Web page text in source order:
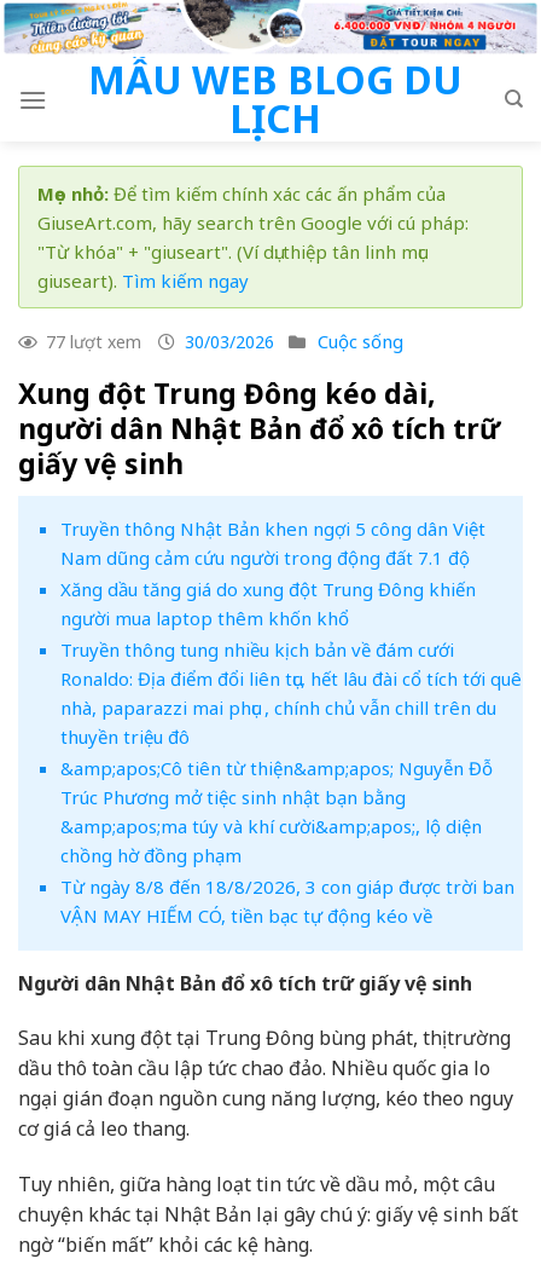
Skip
to
MẪU WEB BLOG DU
LỊCH
Mẹo nhỏ: Để tìm kiếm chính xác các ấn phẩm của
GiuseArt.com, hãy search trên Google với cú pháp:
"Từ khóa" + "giuseart". (Ví dụ: thiệp tân linh mục
giuseart). Tìm kiếm ngay
77 lượt xem 30/03/2026 Cuộc sống
Xung đột Trung Đông kéo dài,
người dân Nhật Bản đổ xô tích trữ
giấy vệ sinh
Truyền thông Nhật Bản khen ngợi 5 công dân Việt
Nam dũng cảm cứu người trong động đất 7.1 độ
Xăng dầu tăng giá do xung đột Trung Đông khiến
người mua laptop thêm khốn khổ
Truyền thông tung nhiều kịch bản về đám cưới
Ronaldo: Địa điểm đổi liên tục, hết lâu đài cổ tích tới quê
nhà, paparazzi mai phục , chính chủ vẫn chill trên du
thuyền triệu đô
​​&amp;apos;Cô tiên từ thiện&amp;apos; Nguyễn Đỗ
Trúc Phương mở tiệc sinh nhật bạn bằng
&amp;apos;ma túy và khí cười&amp;apos;, lộ diện
chồng hờ đồng phạm
Từ ngày 8/8 đến 18/8/2026, 3 con giáp được trời ban
VẬN MAY HIẾM CÓ, tiền bạc tự động kéo về
Người dân Nhật Bản đổ xô tích trữ giấy vệ sinh
Sau khi xung đột tại Trung Đông bùng phát, thị trường
dầu thô toàn cầu lập tức chao đảo. Nhiều quốc gia lo
ngại gián đoạn nguồn cung năng lượng, kéo theo nguy
cơ giá cả leo thang.
Tuy nhiên, giữa hàng loạt tin tức về dầu mỏ, một câu
chuyện khác tại Nhật Bản lại gây chú ý: giấy vệ sinh bất
ngờ “biến mất” khỏi các kệ hàng.